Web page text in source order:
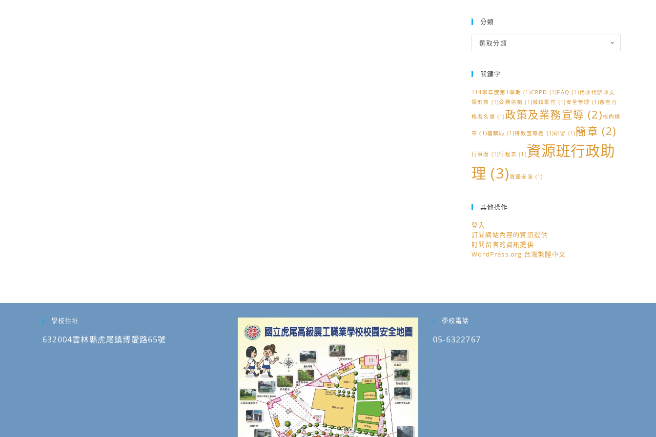
分類
類
選取分類
關鍵字
114學年度第1學期 (1)CRPD (1)FAQ (1)代收代辦收支
情形表 (1)公務信箱 (1)城鎮韌性 (1)安全管理 (1)審查合
格者名單 (1)政策及業務宣導 (2)校內規
章 (1)檔案局 (1)特教宣導週 (1)研習 (1)簡章 (2)
行事曆 (1)行程表 (1)資源班行政助
理 (3)資通安全 (1)
其他操作
登入
訂閱網站內容的資訊提供
訂閱留言的資訊提供
WordPress.org 台灣繁體中文
學校住址
632004雲林縣虎尾鎮博愛路65號
學校電話
05-6322767